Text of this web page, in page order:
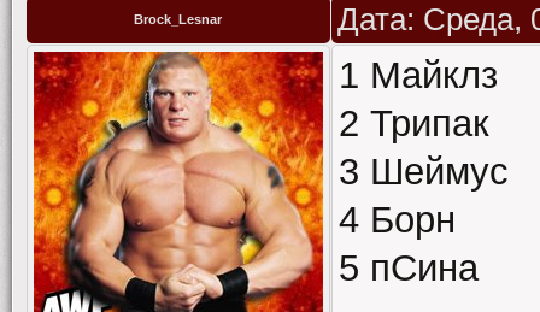
Brock_Lesnar Дата: Среда,
1 Майклз
2 Трипак
3 Шеймус
4 Борн
5 пСина